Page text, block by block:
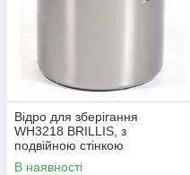
Відро для зберігання
WH3218 BRILLIS, з
подвійною стінкою
350х440мм, 30л, Арт.66986
В наявності